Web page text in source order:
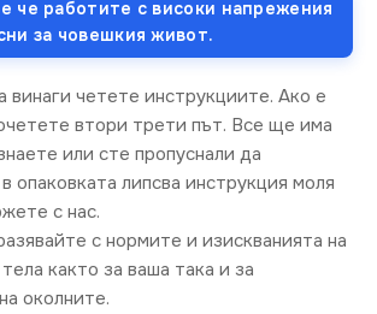
че работите с високи напрежения
за човешкия живот.
винаги четете инструкциите. Ако е
втори трети път. Все ще има
или сте пропуснали да
опаковката липсва инструкция моля
с нас.
с нормите и изискванията на
както за ваша така и за
околните.